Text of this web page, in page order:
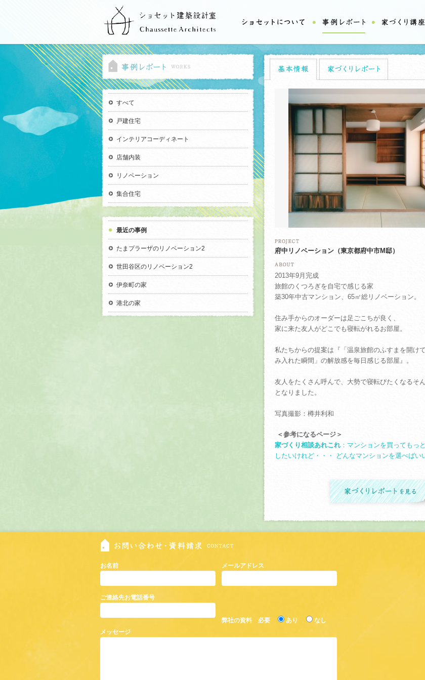
すべて
戸建住宅
インテリアコーディネート
店舗内装
リノベーション
集合住宅
最近の事例
たまプラーザのリノベーション2
世田谷区のリノベーション2
伊奈町の家
港北の家
基本情報
府中リノベーション（東京都府中市M邸）
2013年9月完成
旅館のくつろぎを自宅で感じる家
築30年中古マンション、65㎡総リノベーション。
住み手からのオーダーは足ごこちが良く、
家に来た友人がどこでも寝転がれるお部屋。
私たちからの提案は『「温泉旅館のふすまを開け
み入れた瞬間」の解放感を毎日感じる部屋』。
友人をたくさん呼んで、大勢で寝転びたくなるそ
となりました。
写真撮影：樽井利和
＜参考になるページ＞
家づくり相談あれこれ ：マンションを買ってもっ
したいけれど・・・ どんなマンションを選べばい
お名前
ご連絡先お電話番号
メールアドレス
弊社の資料 必要 あり
なし
メッセージ